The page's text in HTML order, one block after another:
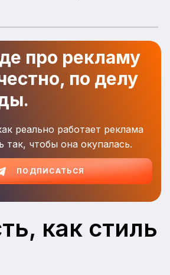
про рекламу
по делу
реально работает реклама
так, чтобы она окупалась.
ПОДПИСАТЬСЯ
как стиль